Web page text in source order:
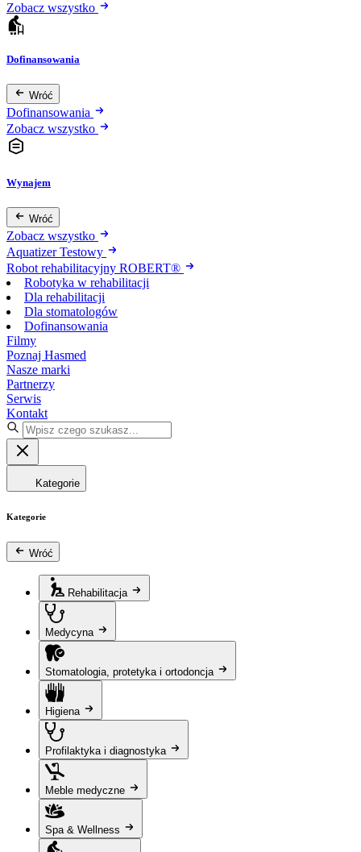
Zobacz wszystko
Dofinansowania
Wróć
Dofinansowania
Zobacz wszystko
Wynajem
Wróć
Zobacz wszystko
Aquatizer Testowy
Robot rehabilitacyjny ROBERT®
Robotyka w rehabilitacji
Dla rehabilitacji
Dla stomatologów
Dofinansowania
Filmy
Poznaj Hasmed
Nasze marki
Partnerzy
Serwis
Kontakt
Kategorie
Kategorie
Wróć
Rehabilitacja
Medycyna
Stomatologia, protetyka i ortodoncja
Higiena
Profilaktyka i diagnostyka
Meble medyczne
Spa & Wellness